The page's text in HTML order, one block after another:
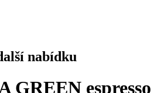
nabídku
GREEN espresso